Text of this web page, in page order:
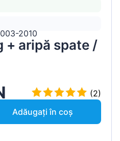
2010
+ aripă spate /
(2)
Adăugați în coș